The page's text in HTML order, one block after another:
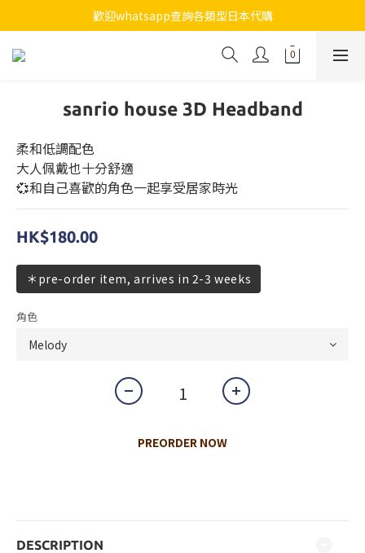
7月全店買滿$800免運費
歡迎whatsapp查詢各類型日本代購
7月全店買滿$800免運費
sanrio house 3D Headband
柔和低調配色
大人佩戴也十分舒適
💞和自己喜歡的角色一起享受居家時光
HK$180.00
＊pre-order item, arrives in 2-3 weeks
角色
PREORDER NOW
DESCRIPTION